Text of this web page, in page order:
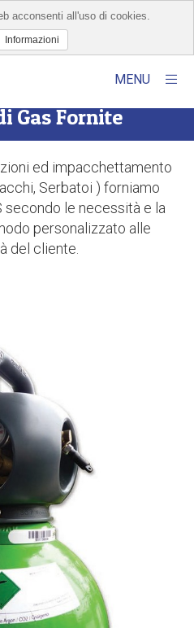
MENU
×
Siamo
Gas Fornite
ed impacchettamento
Serbatoi ) forniamo
secondo le necessità e la
personalizzato alle
del cliente.
acconsenti all'uso di cookies.
Informazioni